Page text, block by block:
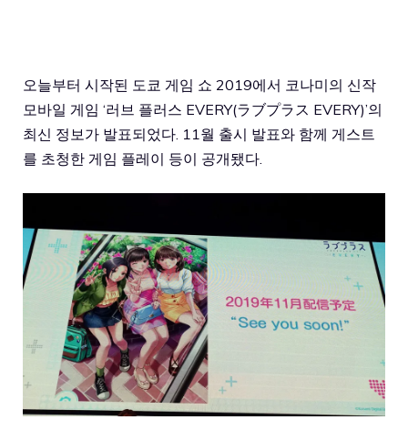
오늘부터 시작된 도쿄 게임 쇼 2019에서 코나미의 신작
모바일 게임 ‘러브 플러스 EVERY(ラブプラス EVERY)’의
최신 정보가 발표되었다. 11월 출시 발표와 함께 게스트
를 초청한 게임 플레이 등이 공개됐다.